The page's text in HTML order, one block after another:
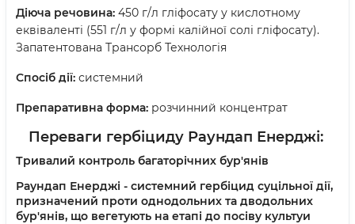
Діюча речовина: 450 г/л гліфосату у кислотному
еквіваленті (551 г/л у формі калійної солі гліфосату).
Запатентована Трансорб Технологія
Спосіб дії: системний
Препаративна форма: розчинний концентрат
Переваги гербіциду Раундап Енерджі:
Тривалий контроль багаторічних бур'янів
Раундап Енерджі - системний гербіцид суцільної дії,
призначений проти однодольних та дводольних
бур'янів, що вегетують на етапі до посіву культуи